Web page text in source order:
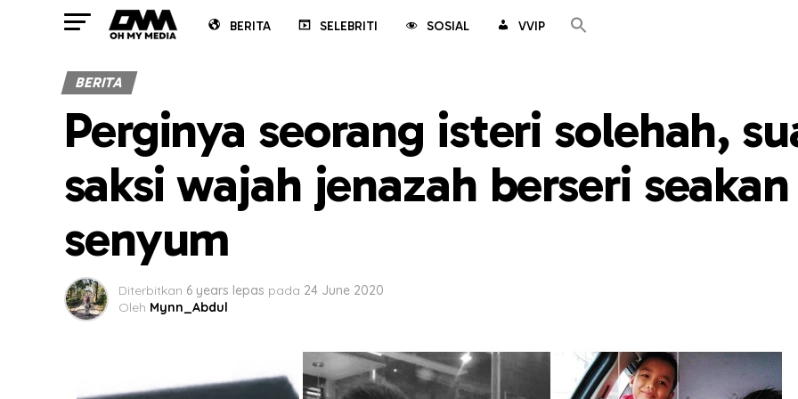
BERITA SELEBRITI SOSIAL VVIP
BERITA
Perginya seorang isteri solehah,
saksi wajah jenazah berseri seakan
senyum
Diterbitkan 6 years lepas pada 24 June 2020
Oleh Mynn_Abdul